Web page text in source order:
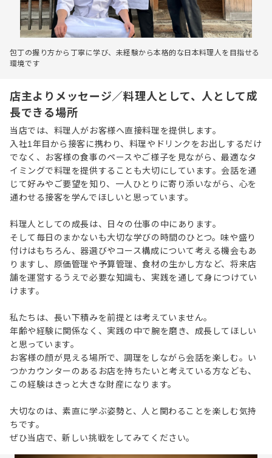
包丁の握り方から丁寧に学び、未経験から本格的な日本料理人を目指せる
環境です
店主よりメッセージ／料理人として、人として成
長できる場所
当店では、料理人がお客様へ直接料理を提供します。
入社1年目から接客に携わり、料理やドリンクをお出しするだけ
でなく、お客様の食事のペースやご様子を見ながら、最適なタ
イミングで料理を提供することも大切にしています。会話を通
じて好みやご要望を知り、一人ひとりに寄り添いながら、心を
通わせる接客を学んでほしいと思っています。
料理人としての成長は、日々の仕事の中にあります。
そして毎日のまかないも大切な学びの時間のひとつ。味や盛り
付けはもちろん、器選びやコース構成について考える機会もあ
りますし、原価管理や予算管理、食材の生かし方など、将来店
舗を運営するうえで必要な知識も、実践を通して身につけてい
けます。
私たちは、長い下積みを前提とは考えていません。
年齢や経験に関係なく、実践の中で腕を磨き、成長してほしい
と思っています。
お客様の顔が見える場所で、調理をしながら会話を楽しむ。い
つかカウンターのあるお店を持ちたいと考えている方なども、
この経験はきっと大きな財産になります。
大切なのは、素直に学ぶ姿勢と、人と関わることを楽しむ気持
ちです。
ぜひ当店で、新しい挑戦をしてみてください。